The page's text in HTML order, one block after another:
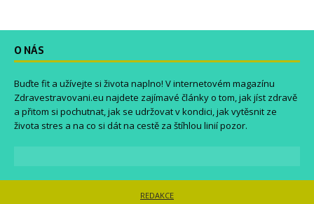
O NÁS
Buďte fit a užívejte si života naplno! V internetovém magazínu
Zdravestravovani.eu najdete zajímavé články o tom, jak jíst zdravě
a přitom si pochutnat, jak se udržovat v kondici, jak vytěsnit ze
života stres a na co si dát na cestě za štíhlou linií pozor.
REDAKCE